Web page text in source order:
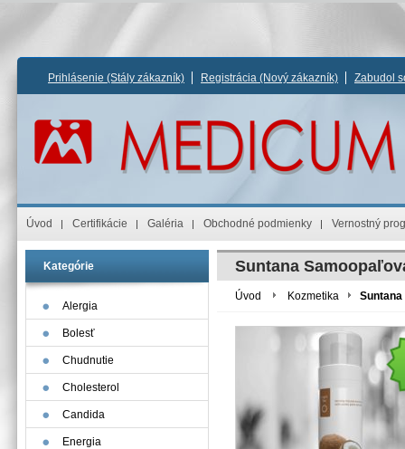
Prihlásenie (Stály zákazník) Registrácia (Nový zákazník) Zabudol
Úvod Certifikácie Galéria Obchodné podmienky Vernostný
Kategórie
Alergia
Bolesť
Chudnutie
Cholesterol
Candida
Energia
Suntana
Úvod Kozmetika